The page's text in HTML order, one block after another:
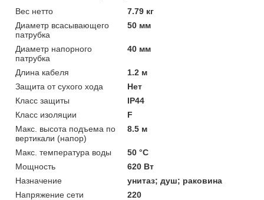
Вес нетто
7.79 кг
Диаметр всасывающего
патрубка
50 мм
Диаметр напорного
патрубка
40 мм
Длина кабеля
1.2 м
Защита от сухого хода
Нет
Класс защиты
IP44
Класс изоляции
F
Макс. высота подъема по
вертикали (напор)
8.5 м
Макс. температура воды
50 °C
Мощность
620 Вт
Назначение
унитаз; душ; раковина
Напряжение сети
220